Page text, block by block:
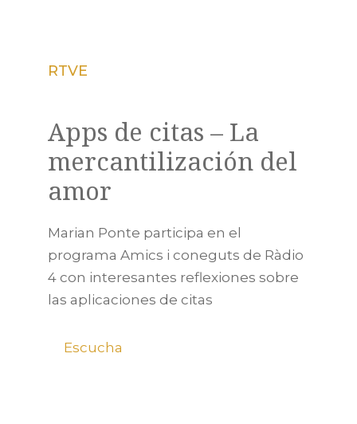
RTVE
Apps de citas – La
mercantilización del
amor
Marian Ponte participa en el
programa Amics i coneguts de Ràdio
4 con interesantes reflexiones sobre
las aplicaciones de citas
Escucha